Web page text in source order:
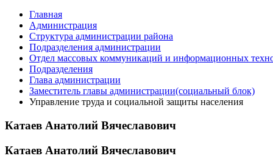
Главная
Администрация
Структура администрации района
Подразделения администрации
Отдел массовых коммуникаций и информационных
Подразделения
Глава администрации
Заместитель главы администрации(социальный блок)
Управление труда и социальной защиты населения
Катаев Анатолий Вячеславович
Катаев Анатолий Вячеславович